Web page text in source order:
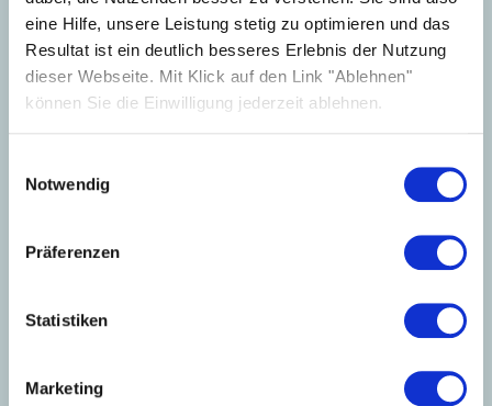
eine Hilfe, unsere Leistung stetig zu optimieren und das
Resultat ist ein deutlich besseres Erlebnis der Nutzung
dieser Webseite. Mit Klick auf den Link "Ablehnen"
können Sie die Einwilligung jederzeit ablehnen.
Notwendig
Präferenzen
Statistiken
Marketing
about services or feedback about our website, our
customer support team will be happy to help you!
Our technical support team is available Monday to